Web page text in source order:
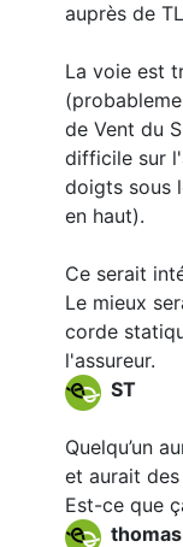
auprès de
La voie est
de Vent du
difficile sur
doigts sous
en haut).
Ce serait
Le mieux
corde
l'assureur.
ST
Quelqu’un
et aurait
Est-ce que